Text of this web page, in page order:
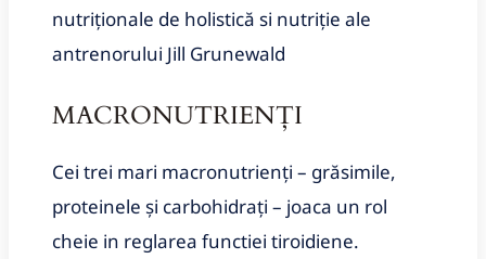
nutriționale de holistică si nutriție ale
antrenorului Jill Grunewald
MACRONUTRIENȚI
Cei trei mari macronutrienți – grăsimile,
proteinele și carbohidrați – joaca un rol
cheie in reglarea functiei tiroidiene.